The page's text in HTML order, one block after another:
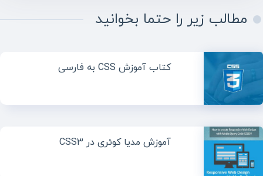
مطالب زیر را حتما بخوانید
کتاب آموزش CSS به فارسی
آموزش مدیا کوئری در CSS3